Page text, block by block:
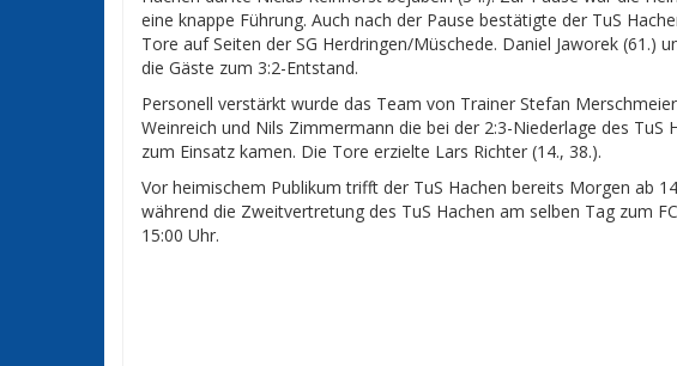
eine knappe Führung. Auch nach der Pause bestätigte der TuS
Tore auf Seiten der SG Herdringen/Müschede. Daniel Jaworek (61.)
die Gäste zum 3:2-Entstand.
Personell verstärkt wurde das Team von Trainer Stefan
Weinreich und Nils Zimmermann die bei der 2:3-Niederlage des TuS
zum Einsatz kamen. Die Tore erzielte Lars Richter (14., 38.).
Vor heimischem Publikum trifft der TuS Hachen bereits Morgen ab
während die Zweitvertretung des TuS Hachen am selben Tag zum
15:00 Uhr.